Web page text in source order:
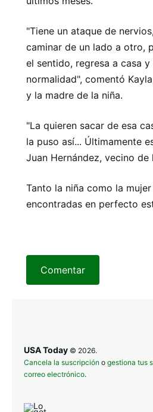
"Tiene un ataque de
caminar de un lado a otro,
el sentido, regresa a casa y
normalidad", comentó
y la madre de la niña.
"La quieren sacar de esa
la puso así... Últimamente
Juan Hernández, vecino de
Tanto la niña como la
encontradas en perfecto
Comentar
USA Today © 2026.
Cancela la suscripción o gestiona tus
correo electrónico.